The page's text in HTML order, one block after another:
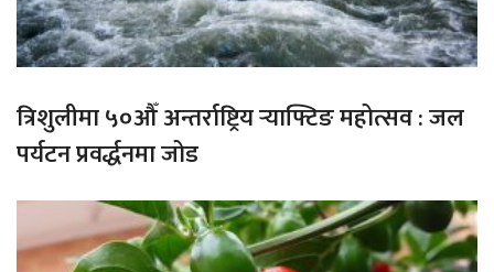
त्रिशुलीमा ५०औँ अन्तर्राष्ट्रिय र्‍याफ्टिङ महोत्सव : जल
पर्यटन प्रवर्द्धनमा जोड